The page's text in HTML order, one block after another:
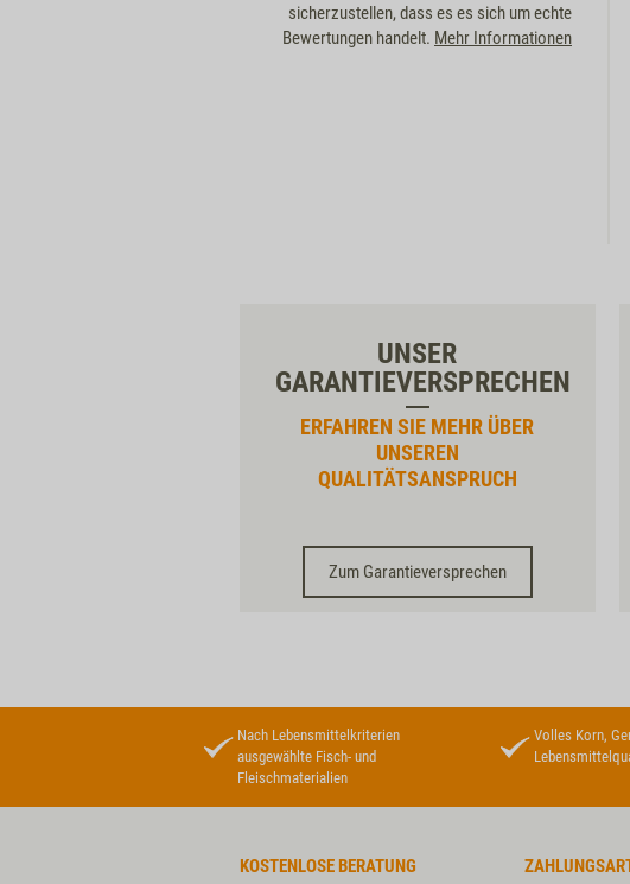
sicherzustellen, dass es es sich um echte
Bewertungen handelt. Mehr Informationen
UNSER
GARANTIEVERSPRECHEN
ERFAHREN SIE MEHR ÜBER
UNSEREN
QUALITÄTSANSPRUCH
Zum Garantieversprechen
Nach Lebensmittelkriterien
ausgewählte Fisch- und
Fleischmaterialien
Volles Korn,
KOSTENLOSE BERATUNG